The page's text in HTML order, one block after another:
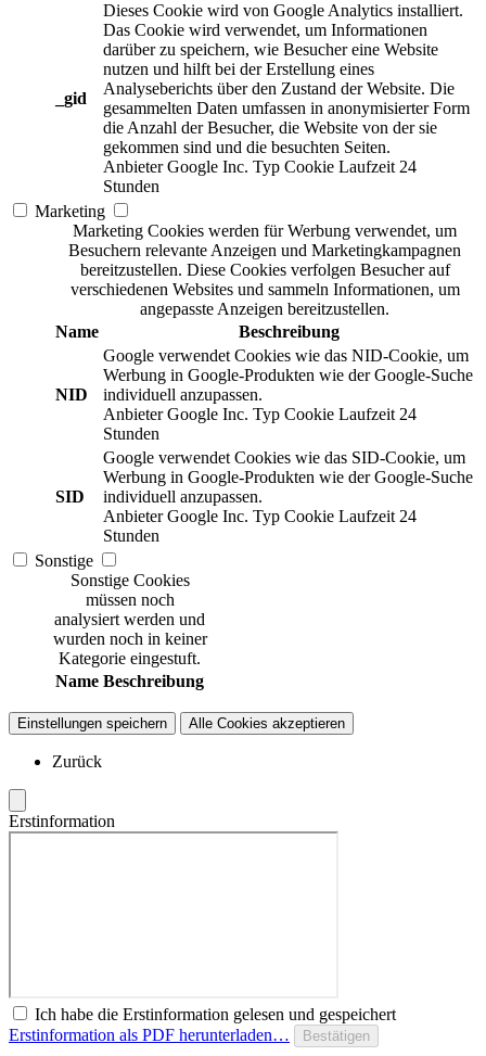
_gid
Dieses Cookie wird von Google Analytics installiert.
Das Cookie wird verwendet, um Informationen
darüber zu speichern, wie Besucher eine Website
nutzen und hilft bei der Erstellung eines
Analyseberichts über den Zustand der Website. Die
gesammelten Daten umfassen in anonymisierter Form
die Anzahl der Besucher, die Website von der sie
gekommen sind und die besuchten Seiten.
Anbieter Google Inc. Typ Cookie Laufzeit 24
Stunden
Marketing
Marketing Cookies werden für Werbung verwendet, um
Besuchern relevante Anzeigen und Marketingkampagnen
bereitzustellen. Diese Cookies verfolgen Besucher auf
verschiedenen Websites und sammeln Informationen, um
angepasste Anzeigen bereitzustellen.
Name
Beschreibung
NID
Google verwendet Cookies wie das NID-Cookie, um
Werbung in Google-Produkten wie der Google-Suche
individuell anzupassen.
Anbieter Google Inc. Typ Cookie Laufzeit 24
Stunden
SID
Google verwendet Cookies wie das SID-Cookie, um
Werbung in Google-Produkten wie der Google-Suche
individuell anzupassen.
Anbieter Google Inc. Typ Cookie Laufzeit 24
Stunden
Sonstige
Sonstige Cookies
müssen noch
analysiert werden und
wurden noch in keiner
Kategorie eingestuft.
Name Beschreibung
Einstellungen speichern Alle Cookies akzeptieren
Zurück
Erstinformation
Ich habe die Erstinformation gelesen und gespeichert
Erstinformation als PDF herunterladen…
Bestätigen